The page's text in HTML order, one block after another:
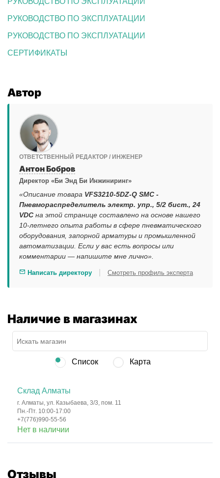
РУКОВОДСТВО ПО ЭКСПЛУАТАЦИИ
РУКОВОДСТВО ПО ЭКСПЛУАТАЦИИ
СЕРТИФИКАТЫ
Автор
ОТВЕТСТВЕННЫЙ РЕДАКТОР / ИНЖЕНЕР
Антон Бобров
Директор «Би Энд Би Инжиниринг»
«Описание товара VFS3210-5DZ-Q SMC -
Пневмораспределитель электр. упр., 5/2 бист., 24
VDC на этой странице составлено на основе нашего
10-летнего опыта работы в сфере пневматического
оборудования, запорной арматуры и промышленной
автоматизации. Если у вас есть вопросы или
комментарии — напишите мне лично».
Написать директору Смотреть профиль эксперта
Наличие в магазинах
Список Карта
Склад Алматы
г. Алматы, ул. Казыбаева, 3/3, пом. 11
Пн.-Пт. 10:00-17:00
+7(776)990-55-56
Нет в наличии
Отзывы